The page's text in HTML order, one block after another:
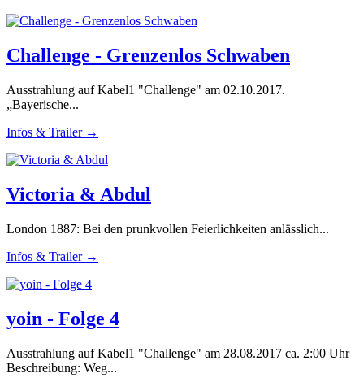
Challenge - Grenzenlos Schwaben
Ausstrahlung auf Kabel1 "Challenge" am 02.10.2017.
„Bayerische...
Infos & Trailer →
Victoria & Abdul
London 1887: Bei den prunkvollen Feierlichkeiten anlässlich...
Infos & Trailer →
yoin - Folge 4
Ausstrahlung auf Kabel1 "Challenge" am 28.08.2017 ca. 2:00 Uhr
Beschreibung: Weg...